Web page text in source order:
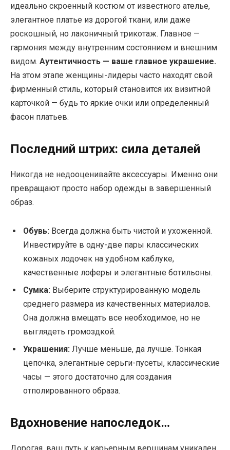
идеально скроенный костюм от известного ателье,
элегантное платье из дорогой ткани, или даже
роскошный, но лаконичный трикотаж. Главное —
гармония между внутренним состоянием и внешним
видом. Аутентичность — ваше главное украшение.
На этом этапе женщины-лидеры часто находят свой
фирменный стиль, который становится их визитной
карточкой — будь то яркие очки или определенный
фасон платьев.
Последний штрих: сила деталей
Никогда не недооценивайте аксессуары. Именно они
превращают просто набор одежды в завершенный
образ.
Обувь: Всегда должна быть чистой и ухоженной.
Инвестируйте в одну-две пары классических
кожаных лодочек на удобном каблуке,
качественные лоферы и элегантные ботильоны.
Сумка: Выберите структурированную модель
среднего размера из качественных материалов.
Она должна вмещать все необходимое, но не
выглядеть громоздкой.
Украшения: Лучше меньше, да лучше. Тонкая
цепочка, элегантные серьги-пусеты, классические
часы — этого достаточно для создания
отполированного образа.
Вдохновение напоследок…